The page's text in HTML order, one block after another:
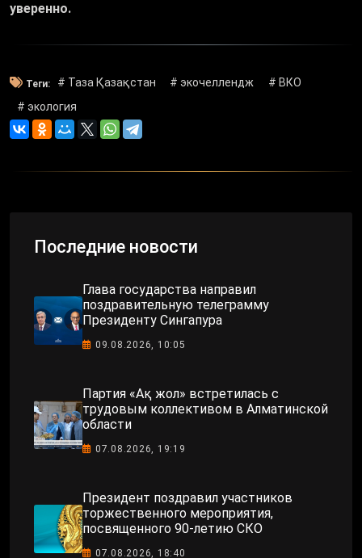
уверенно.
Теги: # Таза Қазақстан # экочеллендж
# ВКО
# экология
Последние новости
Глава государства направил
поздравительную телеграмму
Президенту Сингапура
09.08.2026, 10:05
Партия «Ақ жол» встретилась с
трудовым коллективом в Алматинской
области
07.08.2026, 19:19
Президент поздравил участников
торжественного мероприятия,
посвященного 90-летию СКО
07.08.2026, 18:40